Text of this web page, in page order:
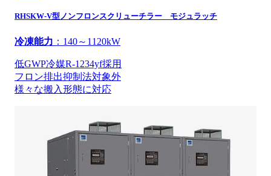
RHSKW-V型ノンフロンスクリューチラー モジュラッチ
冷凍能力 ：140～1120kW
低GWP冷媒R-1234yf採用
フロン排出抑制法対象外
様々な搬入形態に対応